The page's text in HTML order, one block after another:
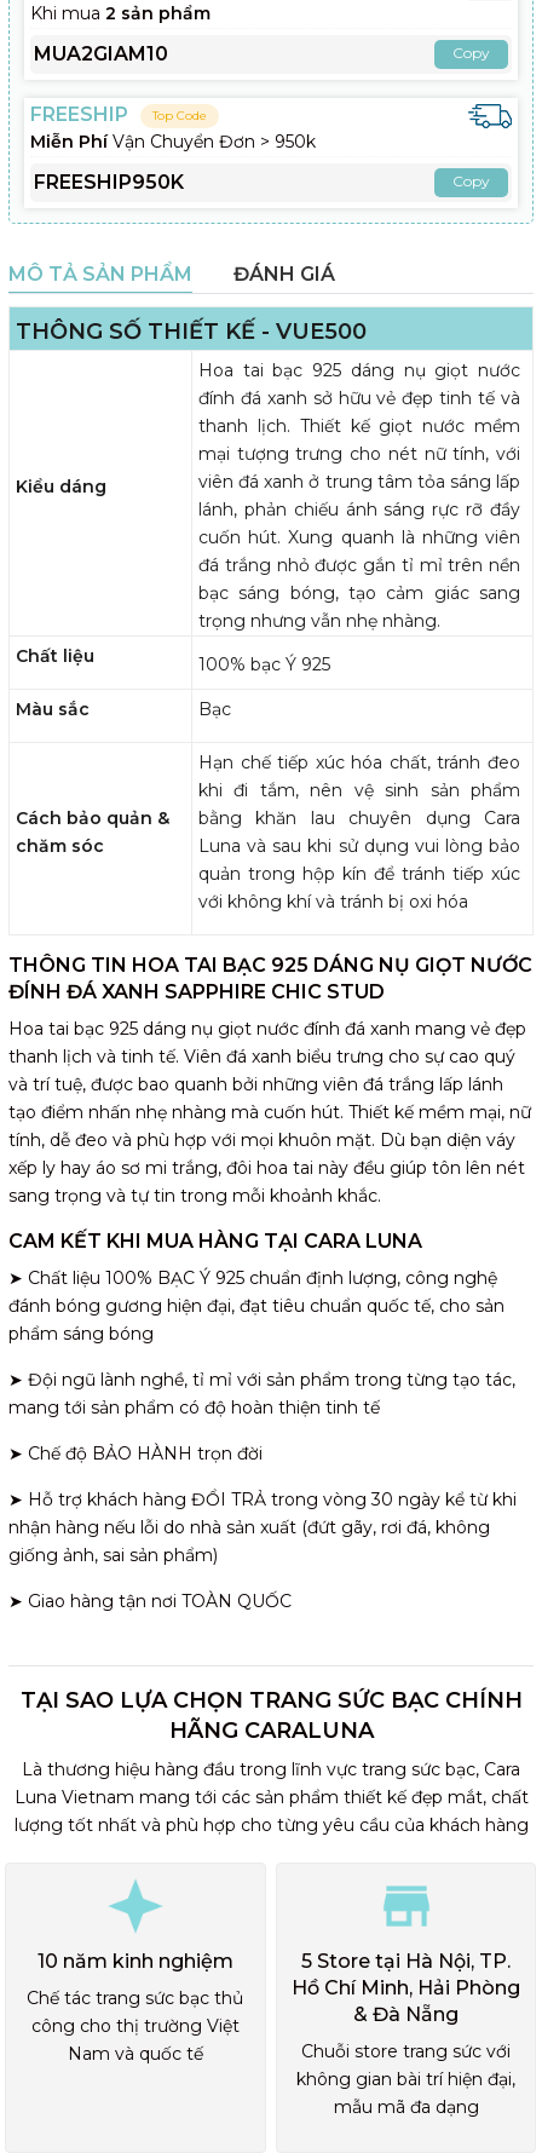
Khi mua 2 sản phẩm
MUA2GIAM10 Copy
FREESHIP Top Code
Miễn PhíVận Chuyển Đơn > 950k
FREESHIP950K Copy
MÔ TẢ SẢN PHẨM ĐÁNH GIÁ
THÔNG SỐ THIẾT KẾ - VUE500
Kiểu dáng
Hoa tai bạc 925 dáng nụ giọt nước
đính đá xanh sở hữu vẻ đẹp tinh tế và
thanh lịch. Thiết kế giọt nước mềm
mại tượng trưng cho nét nữ tính, với
viên đá xanh ở trung tâm tỏa sáng lấp
lánh, phản chiếu ánh sáng rực rỡ đầy
cuốn hút. Xung quanh là những viên
đá trắng nhỏ được gắn tỉ mỉ trên nền
bạc sáng bóng, tạo cảm giác sang
trọng nhưng vẫn nhẹ nhàng.
Chất liệu
100% bạc Ý 925
Màu sắc Bạc
Cách bảo quản &
chăm sóc
Hạn chế tiếp xúc hóa chất, tránh đeo
khi đi tắm, nên vệ sinh sản phẩm
bằng khăn lau chuyên dụng Cara
Luna và sau khi sử dụng vui lòng bảo
quản trong hộp kín để tránh tiếp xúc
với không khí và tránh bị oxi hóa
THÔNG TIN HOA TAI BẠC 925 DÁNG NỤ GIỌT NƯỚC
ĐÍNH ĐÁ XANH SAPPHIRE CHIC STUD
Hoa tai bạc 925 dáng nụ giọt nước đính đá xanh mang vẻ đẹp
thanh lịch và tinh tế. Viên đá xanh biểu trưng cho sự cao quý
và trí tuệ, được bao quanh bởi những viên đá trắng lấp lánh
tạo điểm nhấn nhẹ nhàng mà cuốn hút. Thiết kế mềm mại, nữ
tính, dễ đeo và phù hợp với mọi khuôn mặt. Dù bạn diện váy
xếp ly hay áo sơ mi trắng, đôi hoa tai này đều giúp tôn lên nét
sang trọng và tự tin trong mỗi khoảnh khắc.
CAM KẾT KHI MUA HÀNG TẠI CARA LUNA
➤ Chất liệu 100% BẠC Ý 925 chuẩn định lượng, công nghệ
đánh bóng gương hiện đại, đạt tiêu chuẩn quốc tế, cho sản
phẩm sáng bóng
➤ Đội ngũ lành nghề, tỉ mỉ với sản phẩm trong từng tạo tác,
mang tới sản phẩm có độ hoàn thiện tinh tế
➤ Chế độ BẢO HÀNH trọn đời
➤ Hỗ trợ khách hàng ĐỔI TRẢ trong vòng 30 ngày kể từ khi
nhận hàng nếu lỗi do nhà sản xuất (đứt gãy, rơi đá, không
giống ảnh, sai sản phẩm)
➤ Giao hàng tận nơi TOÀN QUỐC
TẠI SAO LỰA CHỌN TRANG SỨC BẠC CHÍNH
HÃNG CARALUNA
Là thương hiệu hàng đầu trong lĩnh vực trang sức bạc, Cara
Luna Vietnam mang tới các sản phẩm thiết kế đẹp mắt, chất
lượng tốt nhất và phù hợp cho từng yêu cầu của khách hàng
10 năm kinh nghiệm
Chế tác trang sức bạc thủ
công cho thị trường Việt
Nam và quốc tế
5 Store tại Hà Nội, TP.
Hồ Chí Minh, Hải Phòng
& Đà Nẵng
Chuỗi store trang sức với
không gian bài trí hiện đại,
mẫu mã đa dạng